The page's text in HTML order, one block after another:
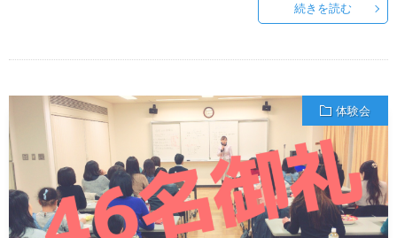
続きを読む
体験会